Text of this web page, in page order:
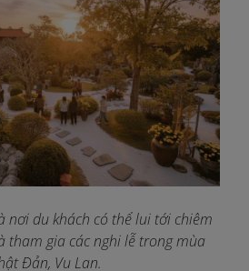
nơi du khách có thể lui tới chiêm
tham gia các nghi lễ trong mùa
Đản, Vu Lan.